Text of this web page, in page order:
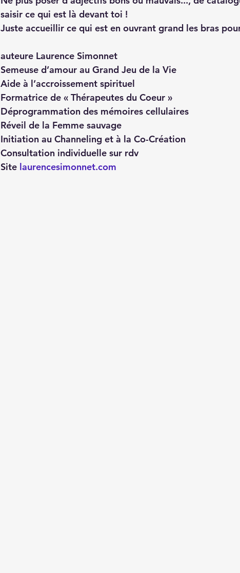
saisir ce qui est là devant toi !
Juste accueillir ce qui est en ouvrant grand les bras
auteure Laurence Simonnet
Semeuse d’amour au Grand Jeu de la Vie
Aide à l’accroissement spirituel
Formatrice de « Thérapeutes du Coeur »
Déprogrammation des mémoires cellulaires
Réveil de la Femme sauvage
Initiation au Channeling et à la Co-Création
Consultation individuelle sur rdv
Site laurencesimonnet.com